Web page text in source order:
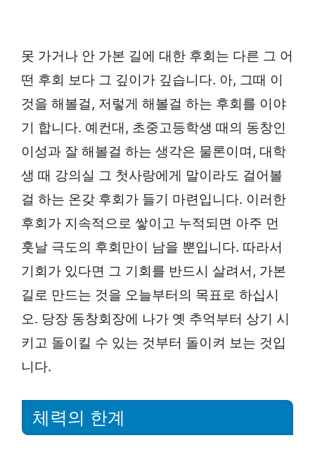
못 가거나 안 가본 길에 대한 후회는 다른 그 어
떤 후회 보다 그 깊이가 깊습니다. 아, 그때 이
것을 해볼걸, 저렇게 해볼걸 하는 후회를 이야
기 합니다. 예컨대, 초중고등학생 때의 동창인
이성과 잘 해볼걸 하는 생각은 물론이며, 대학
생 때 강의실 그 첫사랑에게 말이라도 걸어볼
걸 하는 온갖 후회가 들기 마련입니다. 이러한
후회가 지속적으로 쌓이고 누적되면 아주 먼
훗날 극도의 후회만이 남을 뿐입니다. 따라서
기회가 있다면 그 기회를 반드시 살려서, 가본
길로 만드는 것을 오늘부터의 목표로 하십시
오. 당장 동창회장에 나가 옛 추억부터 상기 시
키고 돌이킬 수 있는 것부터 돌이켜 보는 것입
니다.
체력의 한계